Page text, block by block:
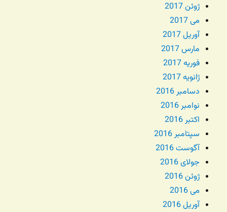
ژوئن 2017
می 2017
آوریل 2017
مارس 2017
فوریه 2017
ژانویه 2017
دسامبر 2016
نوامبر 2016
اکتبر 2016
سپتامبر 2016
آگوست 2016
جولای 2016
ژوئن 2016
می 2016
آوریل 2016